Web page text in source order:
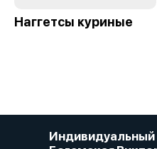
Наггетсы куриные